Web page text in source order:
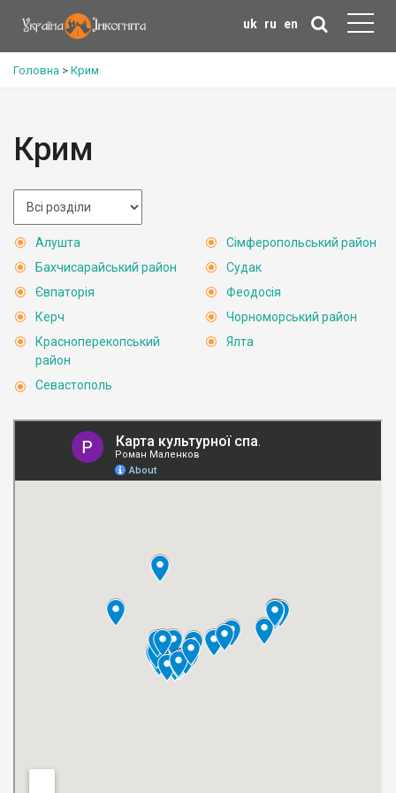
uk ru en
Головна > Крим
Крим
Алушта
Бахчисарайський район
Євпаторія
Керч
Красноперекопський
район
Севастополь
Сімферопольський район
Судак
Феодосія
Чорноморський район
Ялта